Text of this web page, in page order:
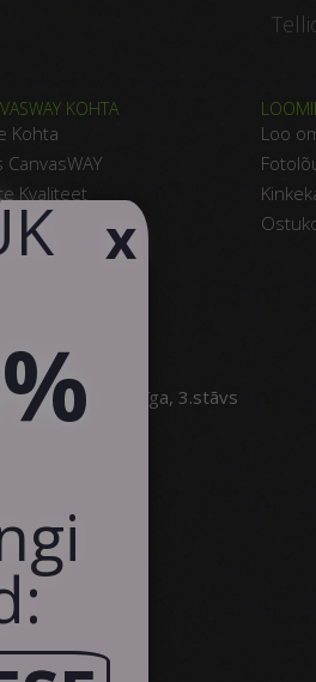
KOHTA
Kohta
CanvasWAY
Kvaliteet
Tagasiside
Loo
WAY
gatve 323, Rīga, 3.stāvs
x